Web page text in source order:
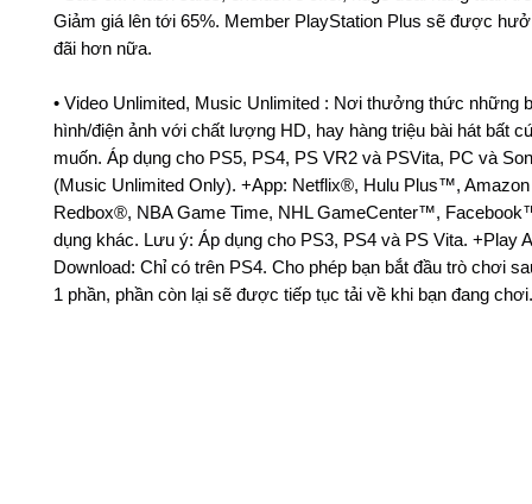
Giảm giá lên tới 65%. Member PlayStation Plus sẽ được
đãi hơn nữa.
• Video Unlimited, Music Unlimited : Nơi thưởng thức những
hình/điện ảnh với chất lượng HD, hay hàng triệu bài hát bất
muốn. Áp dụng cho PS5, PS4, PS VR2 và PSVita, PC và
(Music Unlimited Only). +App: Netflix®, Hulu Plus™, Amazon
Redbox®, NBA Game Time, NHL GameCenter™,
dụng khác. Lưu ý: Áp dụng cho PS3, PS4 và PS Vita. +Play
Download: Chỉ có trên PS4. Cho phép bạn bắt đầu trò chơi
1 phần, phần còn lại sẽ được tiếp tục tải về khi bạn đang chơi.